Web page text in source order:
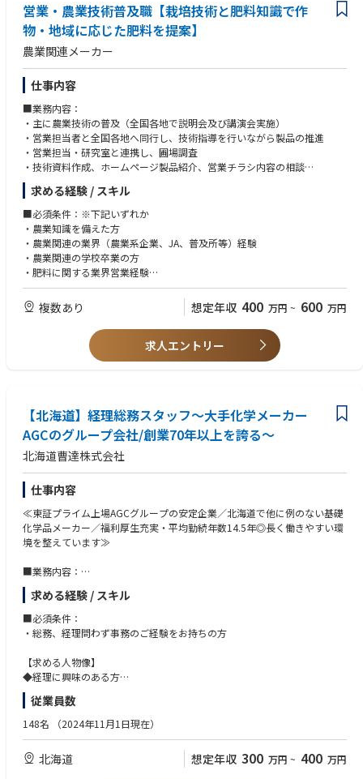
・経理・労務に関連した業務改善・仕組み化
・必要に応じた総務サポート、庶務業務
・IPO準備に関わる管理部門横断の施策対応
営業・農業技術普及職【栽培技術と肥料知識で作
物・地域に応じた肥料を提案】
農業関連メーカー
仕事内容
■業務内容：
・主に農業技術の普及（全国各地で説明会及び講演会実施）
・営業担当者と全国各地へ同行し、技術指導を行いながら製品の推進
・営業担当・研究室と連携し、圃場調査
・技術資料作成、ホームページ製品紹介、営業チラシ内容の相談
・関係会議出席など
※全国への出張が発生します。
【ご経験により下記営業業務をメインに担っていただく可能性もございま
す】
・肥料・農業資材・化学品等の販売業務
・JA、小売店、ホームセンター、商社への販売促進
主要製品 ： 肥料、原料、化学品、農産物（約500種類） 繁忙期は2～
求める経験 / スキル
■必須条件：※下記いずれか
・農業知識を備えた方
・農業関連の業界（農業系企業、JA、普及所等）経験
・農業関連の学校卒業の方
・肥料に関する業界営業経験
■歓迎
農業資材の営業経験または農学知識をお持ちの方は尚歓迎です
複数あり 想定年収 400 万円 ~ 600 万円
求人エントリー
【北海道】経理総務スタッフ～大手化学メーカー
AGCのグループ会社/創業70年以上を誇る～
北海道曹達株式会社
仕事内容
≪東証プライム上場AGCグループの安定企業／北海道で他に例のない基礎
化学品メーカー／福利厚生充実・平均勤続年数14.5年◎長く働きやすい環
境を整えています≫
■業務内容：
総務グループにて総務・経理業務をお任せいたします。
会計ソフトを使用した日常的な伝票の処理から原価計算、固定資産管理、
予算編成、決算業務、監査対応、各種社内資料作成などをお任せいたしま
す。
■競合と優位性：
社の工場がなく、道内唯一の製造拠点である当社が優位性を確保していま
す。
求める経験 / スキル
■必須条件：
・総務、経理問わず事務のご経験をお持ちの方
【求める人物像】
◆経理に興味のある方
◆機密情報を厳守できる方
◆報告・連絡・相談がきちんとできる誠実な方
◆周囲との和を大切にする協調性のある方
従業員数
148名 （2024年11月1日現在）
北海道 想定年収 300 万円 ~ 400 万円